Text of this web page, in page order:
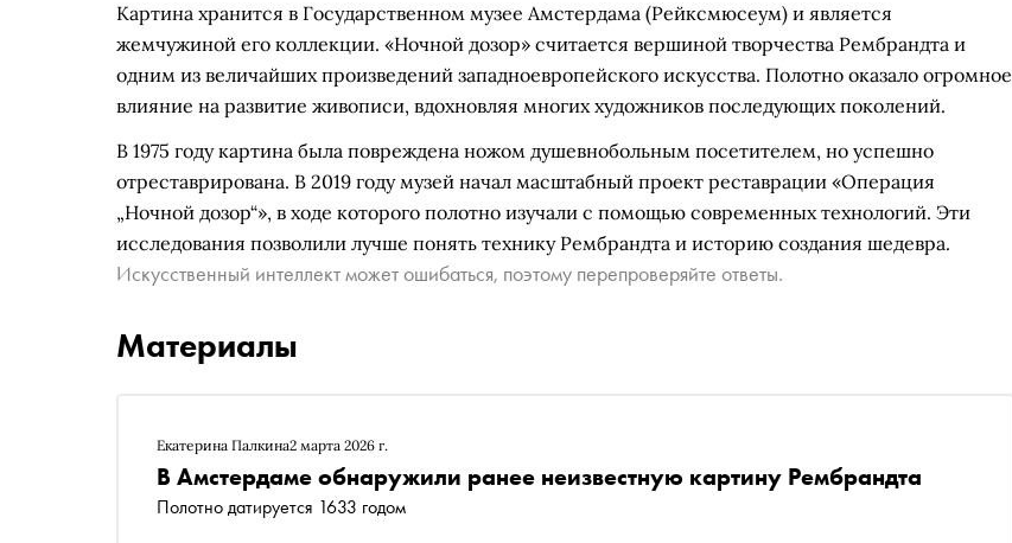
Картина хранится в Государственном музее Амстердама (Рейксмюсеум) и является
жемчужиной его коллекции. «Ночной дозор» считается вершиной творчества Рембрандта и
одним из величайших произведений западноевропейского искусства. Полотно оказало огромное
влияние на развитие живописи, вдохновляя многих художников последующих поколений.
В 1975 году картина была повреждена ножом душевнобольным посетителем, но успешно
отреставрирована. В 2019 году музей начал масштабный проект реставрации «Операция
„Ночной дозор“», в ходе которого полотно изучали с помощью современных технологий. Эти
исследования позволили лучше понять технику Рембрандта и историю создания шедевра.
Искусственный интеллект может ошибаться, поэтому перепроверяйте ответы.
Материалы
Екатерина Палкина2 марта 2026 г.
В Амстердаме обнаружили ранее неизвестную картину Рембрандта
Полотно датируется 1633 годом